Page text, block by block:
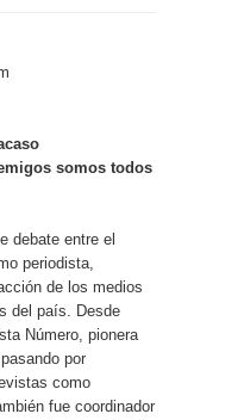
somos todos
debate entre el
periodista,
de los medios
del país. Desde
Número, pionera
por
como
fue coordinador